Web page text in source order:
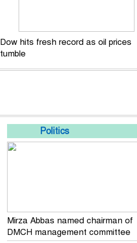
Dow hits fresh record as oil prices
tumble
Politics
Mirza Abbas named chairman of
DMCH management committee